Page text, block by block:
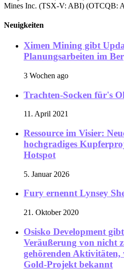
Mines Inc. (TSX-V: ABI) (OTCQB:
Neuigkeiten
Ximen Mining gibt
Planungsarbeiten im
3 Wochen ago
Trachten-Socken für's
11. April 2021
Ressource im Visier:
hochgradiges
Hotspot
5. Januar 2026
Fury ernennt Lynsey
21. Oktober 2020
Osisko Development
Veräußerung von nicht
gehörenden Aktivitäten,
Gold-Projekt bekannt